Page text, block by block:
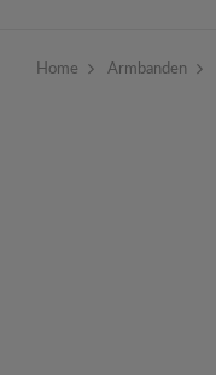
Home Armbanden